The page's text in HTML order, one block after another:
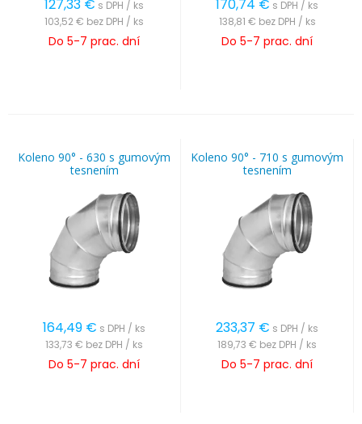
127,33 € s DPH / ks
103,52 € bez DPH / ks
Do 5-7 prac. dní
170,74 € s DPH / ks
138,81 € bez DPH / ks
Do 5-7 prac. dní
Koleno 90° - 630 s gumovým
tesnením
164,49 € s DPH / ks
133,73 € bez DPH / ks
Do 5-7 prac. dní
Koleno 90° - 710 s gumovým
tesnením
233,37 € s DPH / ks
189,73 € bez DPH / ks
Do 5-7 prac. dní